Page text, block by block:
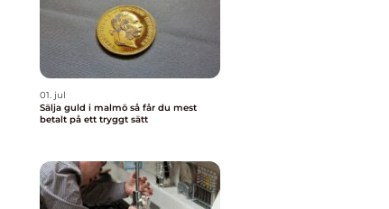
01. jul
Sälja guld i malmö så får du mest
betalt på ett tryggt sätt